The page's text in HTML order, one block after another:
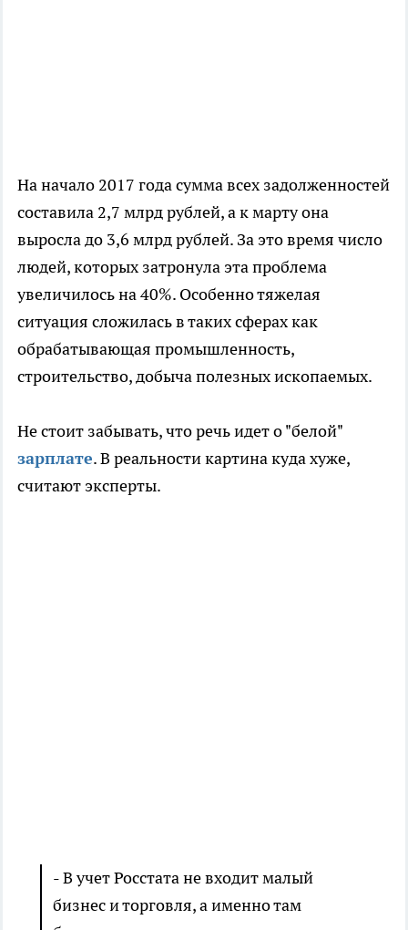
На начало 2017 года сумма всех задолженностей
составила 2,7 млрд рублей, а к марту она
выросла до 3,6 млрд рублей. За это время число
людей, которых затронула эта проблема
увеличилось на 40%. Особенно тяжелая
ситуация сложилась в таких сферах как
обрабатывающая промышленность,
строительство, добыча полезных ископаемых.
Не стоит забывать, что речь идет о "белой"
зарплате. В реальности картина куда хуже,
считают эксперты.
- В учет Росстата не входит малый
бизнес и торговля, а именно там